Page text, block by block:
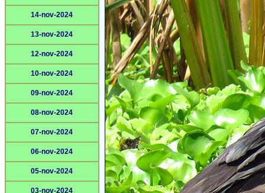
14-nov-2024
13-nov-2024
12-nov-2024
10-nov-2024
09-nov-2024
08-nov-2024
07-nov-2024
06-nov-2024
05-nov-2024
03-nov-2024